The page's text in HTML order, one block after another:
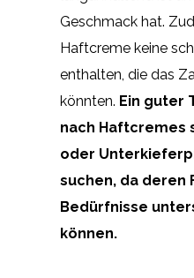
Geschmack hat.
Haftcreme keine
enthalten, die das
könnten. Ein guter
nach Haftcremes
oder
suchen, da deren
Bedürfnisse
können.